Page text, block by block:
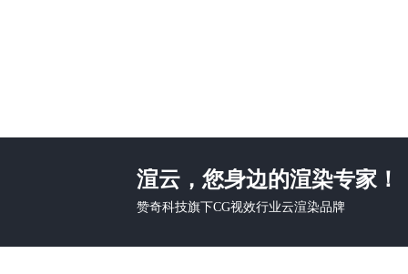
渲云，您身边的渲染专家！
赞奇科技旗下CG视效行业云渲染品牌